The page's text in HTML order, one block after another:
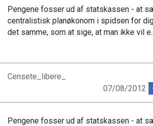
Pengene fosser ud af statskassen - at
centralistisk planøkonom i spidsen for
det samme, som at sige, at man ikke vil
Censete_libere_
07/08/2012
Pengene fosser ud af statskassen - at